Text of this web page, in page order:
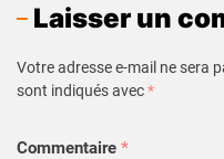
Laisser un
Votre adresse e-mail ne sera
sont indiqués avec*
Commentaire *